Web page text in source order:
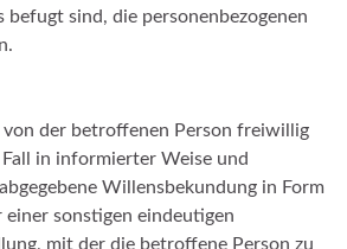
sind, die personenbezogenen
von der betroffenen Person freiwillig
in informierter Weise und
Willensbekundung in Form
einer sonstigen eindeutigen
mit der die betroffene Person zu